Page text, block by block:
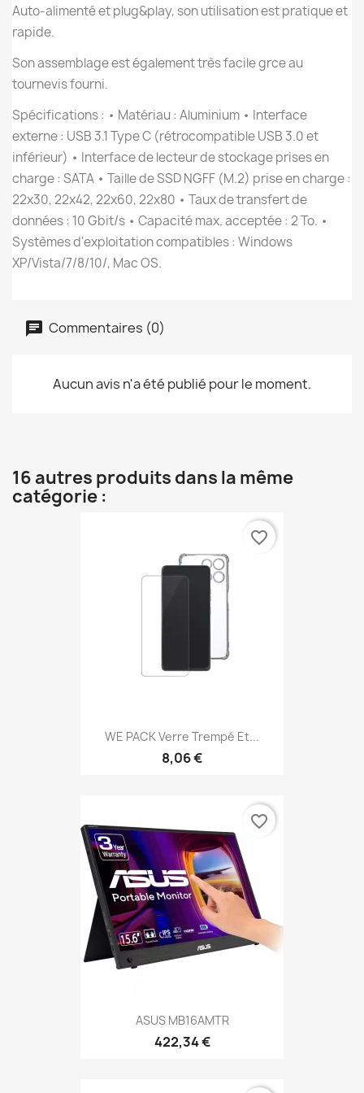
Auto-alimenté et plug&play, son utilisation est pratique et
rapide.
Son assemblage est également très facile grce au
tournevis fourni.
Spécifications : • Matériau : Aluminium • Interface
externe : USB 3.1 Type C (rétrocompatible USB 3.0 et
inférieur) • Interface de lecteur de stockage prises en
charge : SATA • Taille de SSD NGFF (M.2) prise en charge :
22x30, 22x42, 22x60, 22x80 • Taux de transfert de
données : 10 Gbit/s • Capacité max. acceptée : 2 To. •
Systèmes d'exploitation compatibles : Windows
XP/Vista/7/8/10/, Mac OS.
Commentaires (0)
Aucun avis n'a été publié pour le moment.
16 autres produits dans la même
catégorie :
WE PACK Verre Trempé Et...
8,06 €
favorite_border
ASUS MB16AMTR
422,34 €
favorite_border